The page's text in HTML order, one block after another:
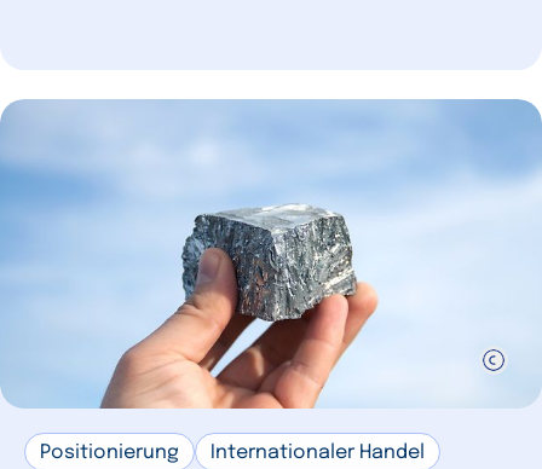
Positionierung Internationaler Handel